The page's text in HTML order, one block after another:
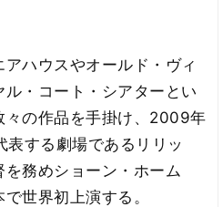
ハウスやオールド・ヴィ
・コート・シアターとい
々の作品を手掛け、2009年
する劇場であるリリッ
務めショーン・ホーム
世界初上演する。